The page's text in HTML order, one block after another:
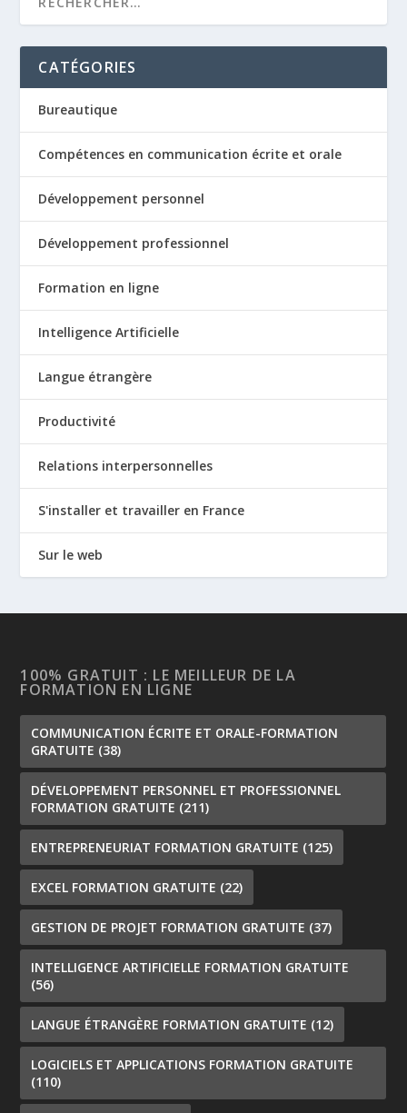
CATÉGORIES
Bureautique
Compétences en communication écrite et orale
Développement personnel
Développement professionnel
Formation en ligne
Intelligence Artificielle
Langue étrangère
Productivité
Relations interpersonnelles
S'installer et travailler en France
Sur le web
100% GRATUIT : LE MEILLEUR DE LA
FORMATION EN LIGNE
COMMUNICATION ÉCRITE ET ORALE-FORMATION
GRATUITE (38)
DÉVELOPPEMENT PERSONNEL ET PROFESSIONNEL
FORMATION GRATUITE (211)
ENTREPRENEURIAT FORMATION GRATUITE (125)
EXCEL FORMATION GRATUITE (22)
GESTION DE PROJET FORMATION GRATUITE (37)
INTELLIGENCE ARTIFICIELLE FORMATION GRATUITE
(56)
LANGUE ÉTRANGÈRE FORMATION GRATUITE (12)
LOGICIELS ET APPLICATIONS FORMATION GRATUITE
(110)